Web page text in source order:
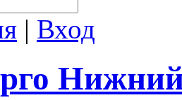
| Вход